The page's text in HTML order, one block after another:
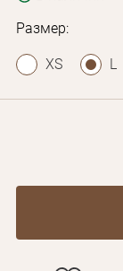
Размер:
XS L